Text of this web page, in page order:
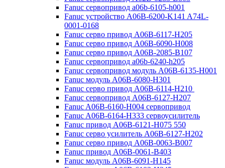
Fanuc сервопривод a06b-6105-h001
Fanuc устройство A06B-6200-K141 A74L-
0001-0168
Fanuc серво привод A06B-6117-H205
Fanuc серво привод A06B-6090-H008
Fanuc серво привод A06B-2085-B107
Fanuc сервопривод a06b-6240-h205
Fanuc сервопривод модуль A06B-6135-H001
Fanuc модуль A06B-6080-H301
Fanuc серво привод A06B-6114-H210
Fanuc сервопривод A06B-6127-H207
Fanuc A06B-6160-H004 сервопривод
Fanuc A06B-6164-H333 сервоусилитель
Fanuc привод A06B-6121-H075 550
Fanuc серво усилитель A06B-6127-H202
Fanuc серво привод A06B-0063-B007
Fanuc привод A06B-0061-B403
Fanuc модуль A06B-6091-H145